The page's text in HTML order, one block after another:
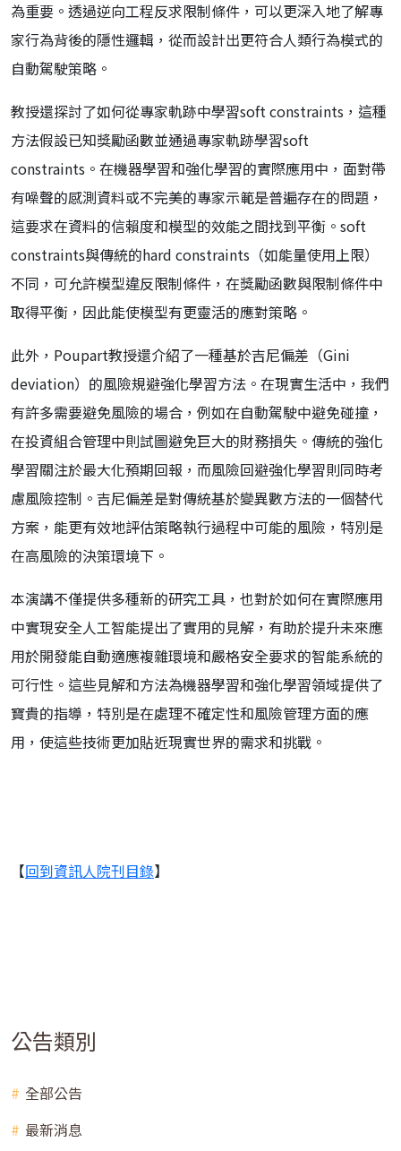
為重要。透過逆向工程反求限制條件，可以更深入地了解專
家行為背後的隱性邏輯，從而設計出更符合人類行為模式的
自動駕駛策略。
教授還探討了如何從專家軌跡中學習soft constraints，這種
方法假設已知獎勵函數並通過專家軌跡學習soft
constraints。在機器學習和強化學習的實際應用中，面對帶
有噪聲的感測資料或不完美的專家示範是普遍存在的問題，
這要求在資料的信賴度和模型的效能之間找到平衡。soft
constraints與傳統的hard constraints（如能量使用上限）
不同，可允許模型違反限制條件，在獎勵函數與限制條件中
取得平衡，因此能使模型有更靈活的應對策略。
此外，Poupart教授還介紹了一種基於吉尼偏差（Gini
deviation）的風險規避強化學習方法。在現實生活中，我們
有許多需要避免風險的場合，例如在自動駕駛中避免碰撞，
在投資組合管理中則試圖避免巨大的財務損失。傳統的強化
學習關注於最大化預期回報，而風險回避強化學習則同時考
慮風險控制。吉尼偏差是對傳統基於變異數方法的一個替代
方案，能更有效地評估策略執行過程中可能的風險，特別是
在高風險的決策環境下。
本演講不僅提供多種新的研究工具，也對於如何在實際應用
中實現安全人工智能提出了實用的見解，有助於提升未來應
用於開發能自動適應複雜環境和嚴格安全要求的智能系統的
可行性。這些見解和方法為機器學習和強化學習領域提供了
寶貴的指導，特別是在處理不確定性和風險管理方面的應
用，使這些技術更加貼近現實世界的需求和挑戰。
【回到資訊人院刊目錄】
公告類別
全部公告
最新消息